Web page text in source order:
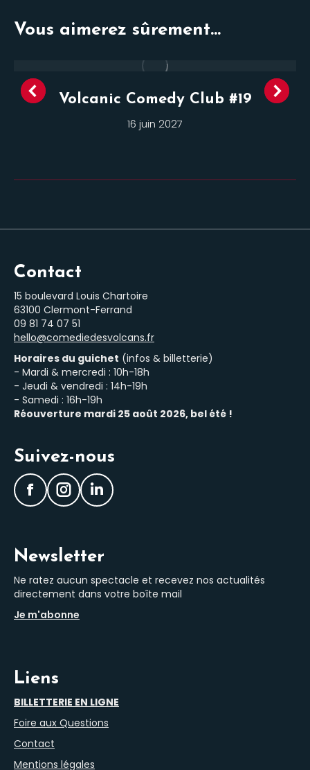
Vous aimerez sûrement...
Volcanic Comedy Club #19
16 juin 2027
Contact
15 boulevard Louis Chartoire
63100 Clermont-Ferrand
‭09 81 74 07 51‬
hello@comediedesvolcans.fr
Horaires du guichet (infos & billetterie)
- Mardi & mercredi : 10h-18h
- Jeudi & vendredi : 14h-19h
- Samedi : 16h-19h
Réouverture mardi 25 août 2026, bel été !
Suivez-nous
Facebook
InstagramLinkedIn
Newsletter
Ne ratez aucun spectacle et recevez nos actualités
directement dans votre boîte mail
Je m'abonne
Liens
BILLETTERIE EN LIGNE
Foire aux Questions
Contact
Mentions légales